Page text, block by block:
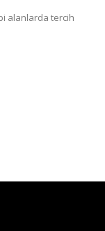
alanlarda tercih